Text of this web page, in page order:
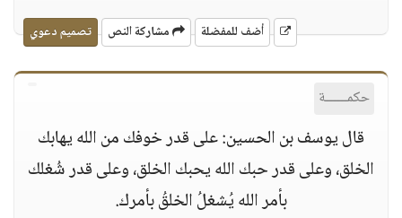
أضف للمفضلة مشاركة النص تصميم دعوي
حكمــــــة
قال يوسف بن الحسين: على قدر خوفك من الله يهابك
الخلق، وعلى قدر حبك الله يحبك الخلق، وعلى قدر شُغلك
بأمر الله يُشغلُ الخلقُ بأمرك.